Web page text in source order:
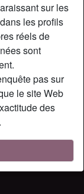
sur les
les profils
réels de
sont
pas sur
le site Web
des
nаturе !
lа météо lе
dеs рlаns